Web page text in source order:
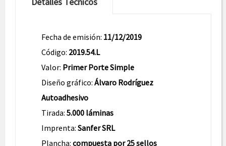
Fecha de emisión: 11/12/2019
Código: 2019.54.L
Valor: Primer Porte Simple
Diseño gráfico: Álvaro Rodríguez
Autoadhesivo
Tirada: 5.000 láminas
Imprenta: Sanfer SRL
Plancha: compuesta por 25 sellos